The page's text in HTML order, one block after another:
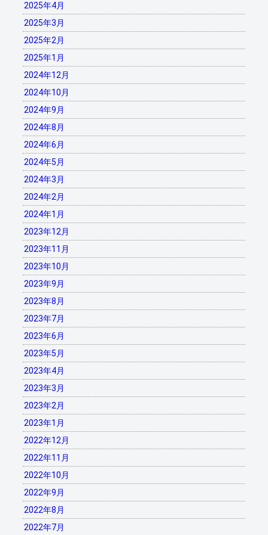
2025年4月
2025年3月
2025年2月
2025年1月
2024年12月
2024年10月
2024年9月
2024年8月
2024年6月
2024年5月
2024年3月
2024年2月
2024年1月
2023年12月
2023年11月
2023年10月
2023年9月
2023年8月
2023年7月
2023年6月
2023年5月
2023年4月
2023年3月
2023年2月
2023年1月
2022年12月
2022年11月
2022年10月
2022年9月
2022年8月
2022年7月